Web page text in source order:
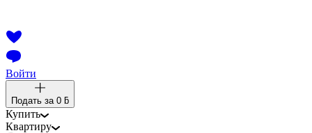
Войти
Подать за 0 ƃ
Купить
Квартиру